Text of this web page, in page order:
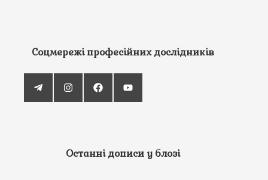
Соцмережі професійних дослідників
Останні дописи у блозі